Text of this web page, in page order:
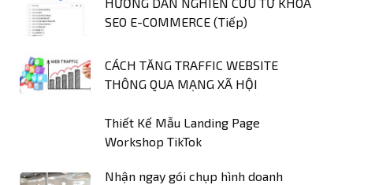
HƯỚNG DẪN NGHIÊN CỨU TỪ KHÓA
SEO E-COMMERCE (Tiếp)
CÁCH TĂNG TRAFFIC WEBSITE
THÔNG QUA MẠNG XÃ HỘI
Thiết Kế Mẫu Landing Page
Workshop TikTok
Nhận ngay gói chụp hình doanh